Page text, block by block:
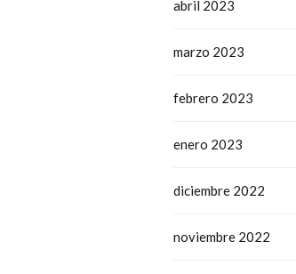
abril 2023
marzo 2023
febrero 2023
enero 2023
diciembre 2022
noviembre 2022